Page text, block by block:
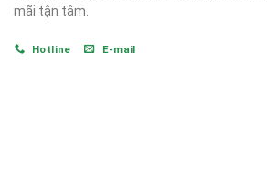
mãi tận tâm.
Hotline E-mail